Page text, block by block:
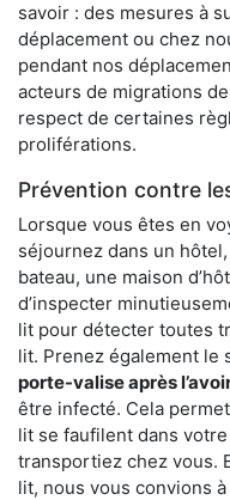
savoir : des mesures à
déplacement ou chez
pendant nos
acteurs de migrations
respect de certaines
proliférations.
Prévention contre
Lorsque vous êtes en
séjournez dans un
bateau, une maison
d’inspecter
lit pour détecter toutes
lit. Prenez également le
porte-valise après
être infecté. Cela
lit se faufilent dans
transportiez chez vous.
lit, nous vous convions